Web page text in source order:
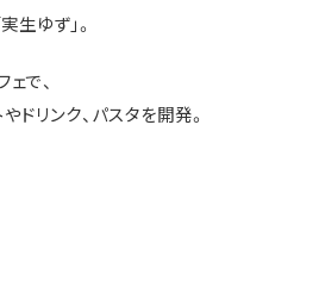
生ゆず」。
で、
ドリンク、パスタを開発。